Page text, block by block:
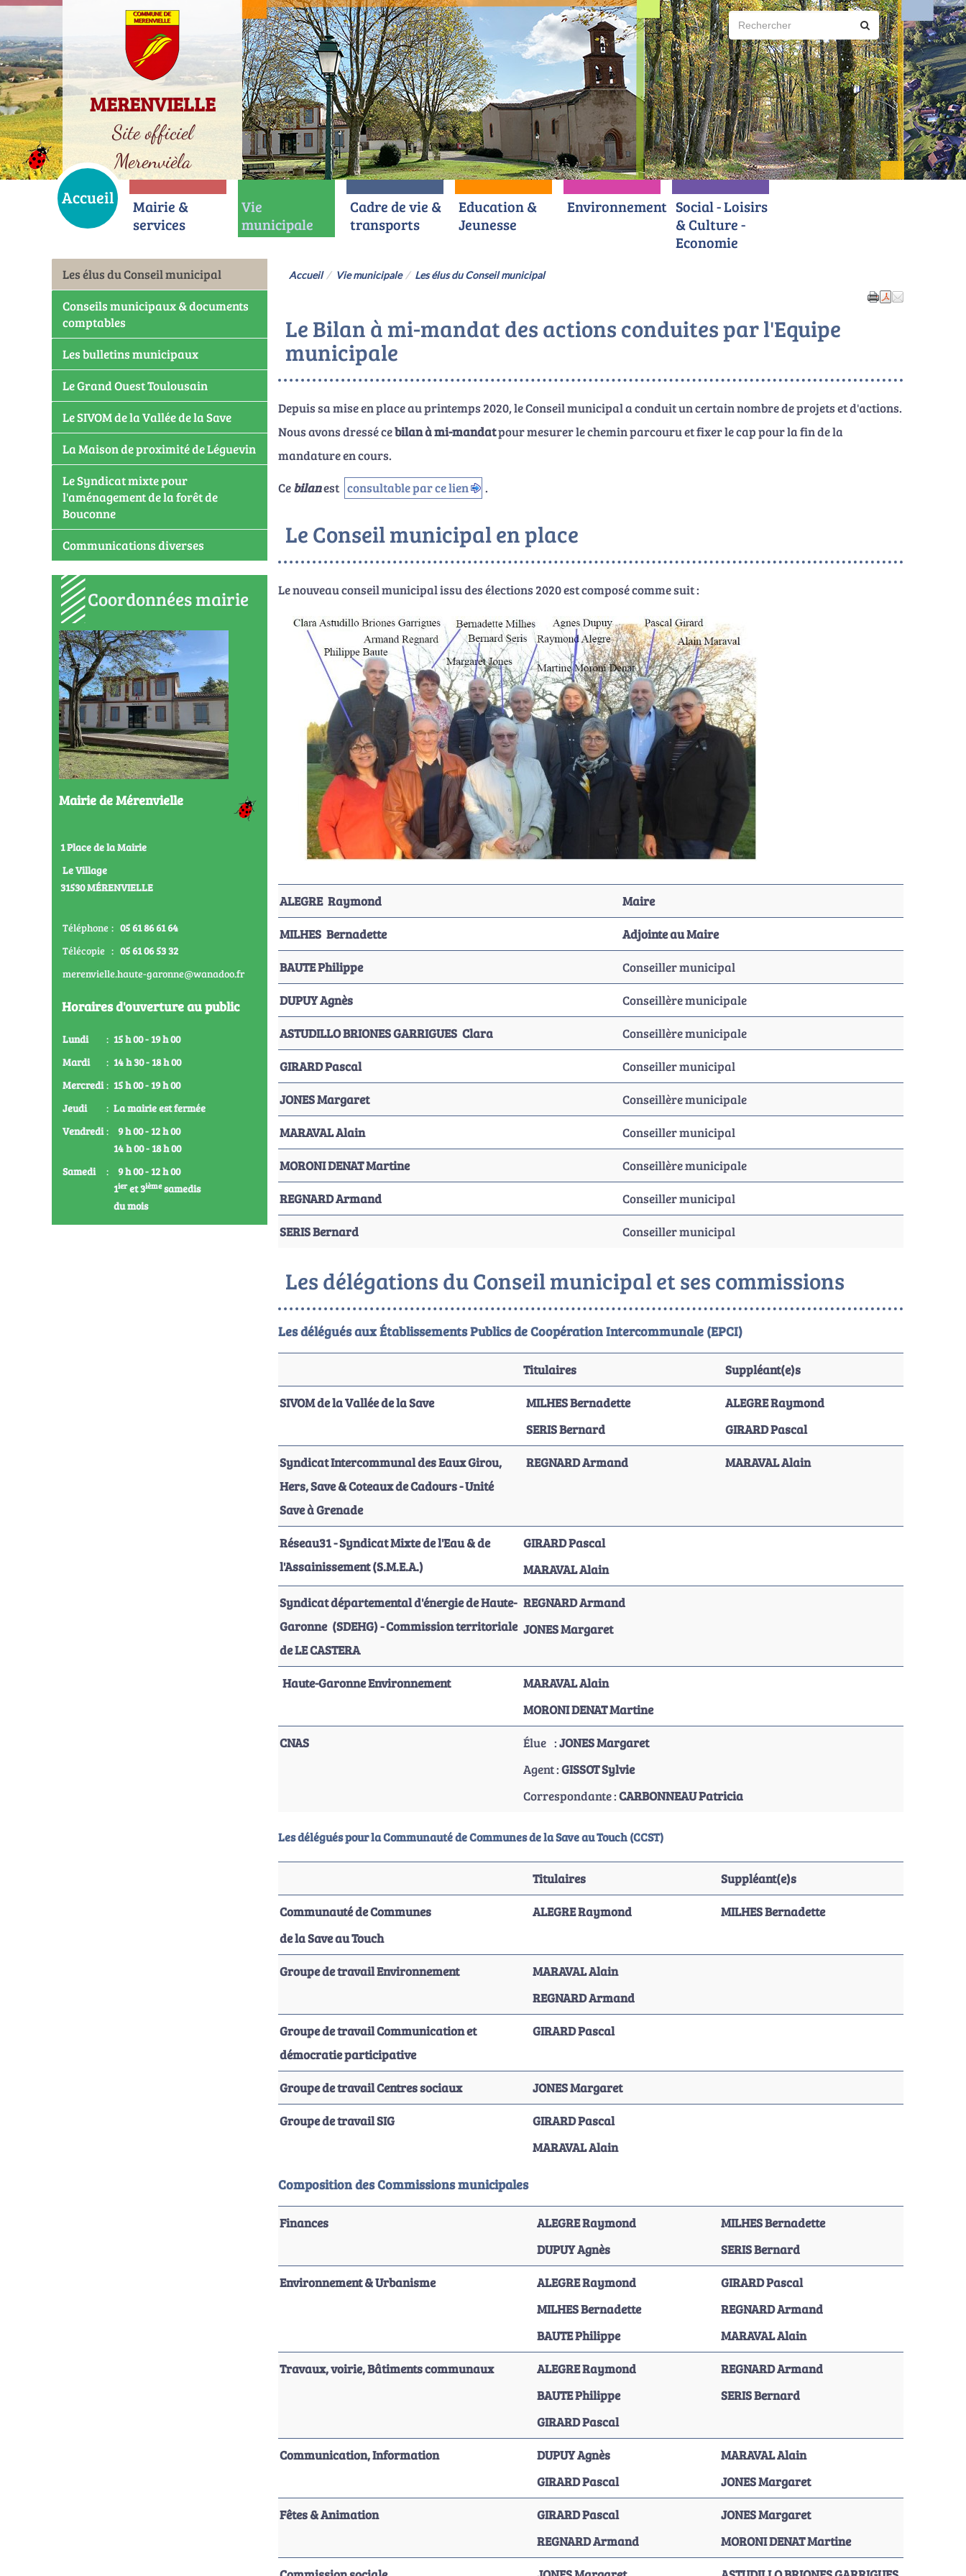
MERENVIELLE
Site officiel
Merenvièla
Accueil
Mairie &
services
Vie
municipale
Cadre de vie &
transports
Education &
Jeunesse
Environnement Social - Loisirs
& Culture -
Economie
Accueil Vie municipale Les élus du Conseil municipal
Le Bilan à mi-mandat des actions conduites par l'Equipe
municipale
Depuis sa mise en place au printemps 2020, le Conseil municipal a conduit un certain nombre de projets et d'actions.
Nous avons dressé cebilan à mi-mandatpour mesurer le chemin parcouru et fixer le cap pour la fin de la
mandature en cours.
Cebilanest consultable par ce lien .
Le Conseil municipal en place
Le nouveau conseil municipal issu des élections 2020 est composé comme suit :
ALEGRE Raymond
Maire
MILHES Bernadette
Adjointe au Maire
BAUTE Philippe
Conseiller municipal
DUPUY Agnès
Conseillère municipale
ASTUDILLO BRIONES GARRIGUES Clara
Conseillère municipale
GIRARD Pascal
Conseiller municipal
JONES Margaret
Conseillère municipale
MARAVAL Alain
Conseiller municipal
MORONI DENAT Martine
Conseillère municipale
REGNARD Armand
Conseiller municipal
SERIS Bernard
Conseiller municipal
Les délégations du Conseil municipal et ses commissions
Les délégués aux Établissements Publics de Coopération Intercommunale (EPCI)
Titulaires
Suppléant(e)s
SIVOM de la Vallée de la Save
MILHES Bernadette
SERIS Bernard
ALEGRE Raymond
GIRARD Pascal
Syndicat Intercommunal des Eaux Girou,
Hers, Save & Coteaux de Cadours - Unité
Save à Grenade
REGNARD Armand MARAVAL Alain
Réseau31 - Syndicat Mixte de l'Eau & de
l'Assainissement (S.M.E.A.)
GIRARD Pascal
MARAVAL Alain
Syndicat départemental d'énergie de Haute-
Garonne (SDEHG) -Commission territoriale
de LE CASTERA
REGNARD Armand
JONES Margaret
Haute-Garonne Environnement
MARAVAL Alain
MORONI DENAT Martine
CNAS
Élue :JONES Margaret
Agent :GISSOT Sylvie
Correspondante :CARBONNEAU Patricia
Les délégués pour la Communauté de Communes de la Save au Touch (CCST)
Titulaires
Suppléant(e)s
Communauté de Communes
de la Save au Touch
ALEGRE Raymond MILHES Bernadette
Groupe de travail Environnement
MARAVAL Alain
REGNARD Armand
Groupe de travail Communication et
démocratie participative
GIRARD Pascal
Groupe de travail Centres sociaux
JONES Margaret
Groupe de travail SIG
GIRARD Pascal
MARAVAL Alain
Composition des Commissions municipales
Finances
ALEGRE Raymond
DUPUY Agnès
MILHES Bernadette
SERIS Bernard
Environnement & Urbanisme
ALEGRE Raymond
MILHES Bernadette
BAUTE Philippe
GIRARD Pascal
REGNARD Armand
MARAVAL Alain
Travaux, voirie, Bâtiments communaux
ALEGRE Raymond
BAUTE Philippe
GIRARD Pascal
REGNARD Armand
SERIS Bernard
Communication, Information
DUPUY Agnès
GIRARD Pascal
MARAVAL Alain
JONES Margaret
Fêtes & Animation
GIRARD Pascal
REGNARD Armand
JONES Margaret
MORONI DENAT Martine
Les élus du Conseil municipal
Conseils municipaux & documents
comptables
Les bulletins municipaux
Le Grand Ouest Toulousain
Le SIVOM de la Vallée de la Save
La Maison de proximité de Léguevin
Le Syndicat mixte pour
l'aménagement de la forêt de
Bouconne
Communications diverses
Coordonnées mairie
Mairie de Mérenvielle
1 Place de la Mairie
Le Village
31530 MÉRENVIELLE
Téléphone : 05 61 86 61 64
Télécopie : 05 61 06 53 32
merenvielle.haute-garonne@wanadoo.fr
Horaires d'ouverture au public
Lundi : 15 h 00 - 19 h 00
Mardi
: 14 h 30 - 18 h 00
Mercredi : 15 h 00 - 19 h 00
Jeudi
: La mairie est fermée
Vendredi :
9 h 00 - 12 h 00
14 h 00 - 18 h 00
Samedi
:
9 h 00 - 12 h 00
1ieret 3ièmesamedis
du mois